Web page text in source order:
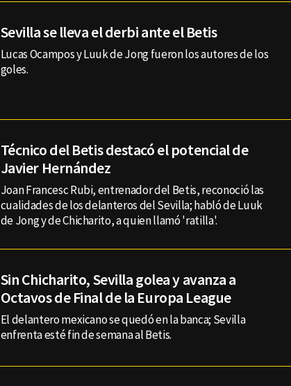
Sevilla se lleva el derbi ante el Betis
Lucas Ocampos y Luuk de Jong fueron los autores de los
goles.
Técnico del Betis destacó el potencial de
Javier Hernández
Joan Francesc Rubi, entrenador del Betis, reconoció las
cualidades de los delanteros del Sevilla; habló de Luuk
de Jong y de Chicharito, a quien llamó 'ratilla'.
Sin Chicharito, Sevilla golea y avanza a
Octavos de Final de la Europa League
El delantero mexicano se quedó en la banca; Sevilla
enfrenta esté fin de semana al Betis.